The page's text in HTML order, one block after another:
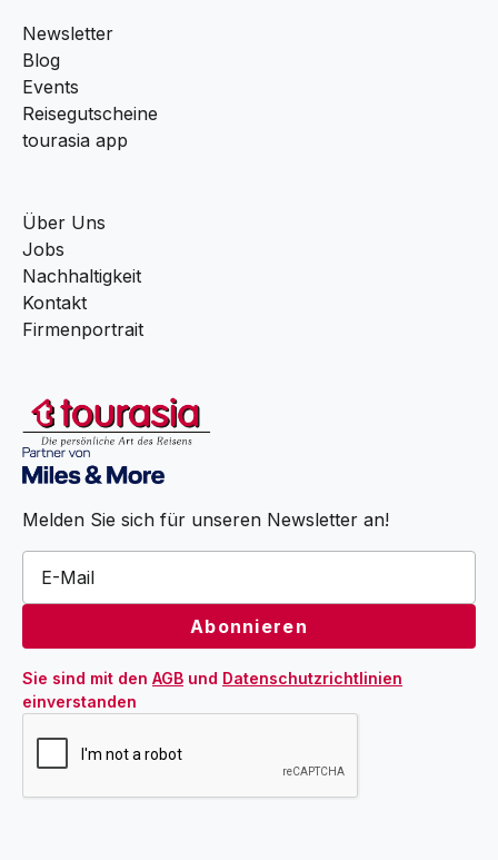
Newsletter
Blog
Events
Reisegutscheine
tourasia app
Über Uns
Jobs
Nachhaltigkeit
Kontakt
Firmenportrait
Melden Sie sich für unseren Newsletter an!
Sie sind mit den AGB und Datenschutzrichtlinien
einverstanden